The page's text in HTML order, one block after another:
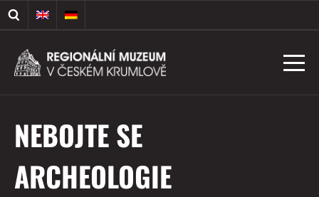
NEBOJTE SE
ARCHEOLOGIE